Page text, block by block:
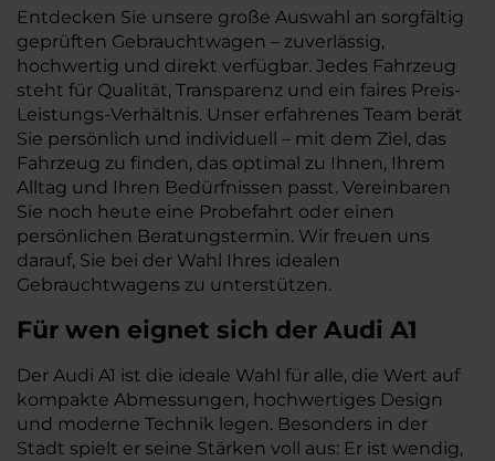
Entdecken Sie unsere große Auswahl an sorgfältig
geprüften Gebrauchtwagen – zuverlässig,
hochwertig und direkt verfügbar. Jedes Fahrzeug
steht für Qualität, Transparenz und ein faires Preis-
Leistungs-Verhältnis. Unser erfahrenes Team berät
Sie persönlich und individuell – mit dem Ziel, das
Fahrzeug zu finden, das optimal zu Ihnen, Ihrem
Alltag und Ihren Bedürfnissen passt. Vereinbaren
Sie noch heute eine Probefahrt oder einen
persönlichen Beratungstermin. Wir freuen uns
darauf, Sie bei der Wahl Ihres idealen
Gebrauchtwagens zu unterstützen.
Für wen eignet sich der Audi A1
Der Audi A1 ist die ideale Wahl für alle, die Wert auf
kompakte Abmessungen, hochwertiges Design
und moderne Technik legen. Besonders in der
Stadt spielt er seine Stärken voll aus: Er ist wendig,